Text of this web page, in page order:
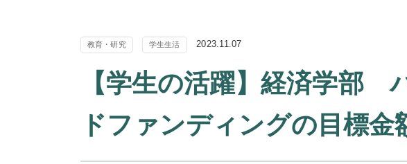
教育・研究 学生生活 2023.11.07
【学生の活躍】経済学部
ドファンディングの目標金